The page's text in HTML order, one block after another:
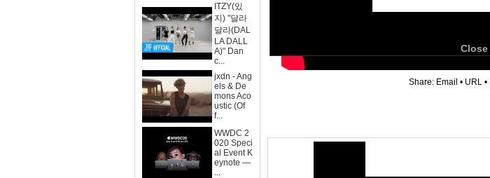
ITZY(있
지) "달라
달라(DAL
LA DALL
A)" Dan
c...
jxdn - Ang
els & De
mons Aco
ustic (Of
f...
WWDC 2
020 Speci
al Event K
eynote —
...
Close
Share: Email • URL •